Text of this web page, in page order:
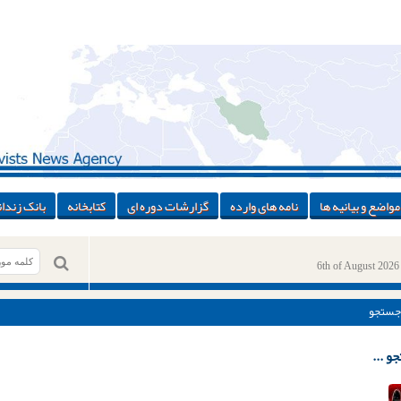
مواضع و بیانیه ها نامه های وارده گزارشات دوره ای کتابخانه بانک
6th of August 2026
...